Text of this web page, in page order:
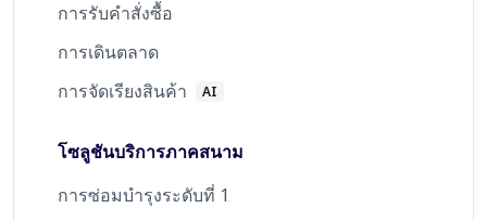
การรับคำสั่งซื้อ
การเดินตลาด
การจัดเรียงสินค้า
AI
โซลูชันบริการภาคสนาม
การซ่อมบำรุงระดับที่ 1